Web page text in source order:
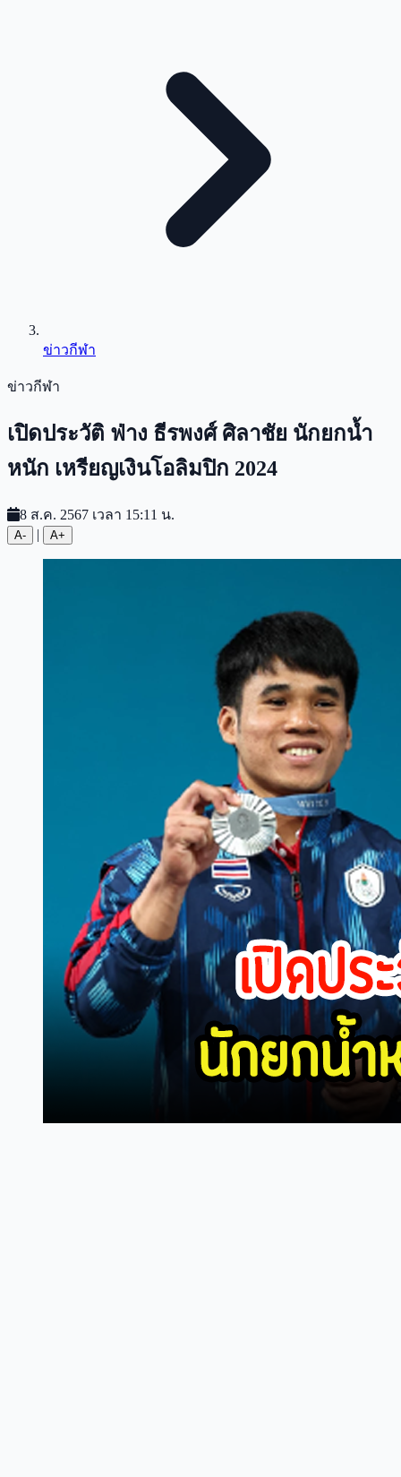
ข่าวกีฬา
ข่าวกีฬา
เปิดประวัติ ฟ่าง ธีรพงศ์ ศิลาชัย นักยกน้ำ
หนัก เหรียญเงินโอลิมปิก 2024
8 ส.ค. 2567 เวลา 15:11 น.
A- | A+